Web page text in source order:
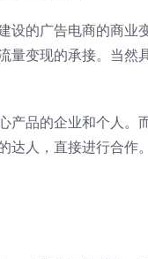
设的广告电商的商
量变现的承接。当
产品的企业和个人
达人，直接进行合